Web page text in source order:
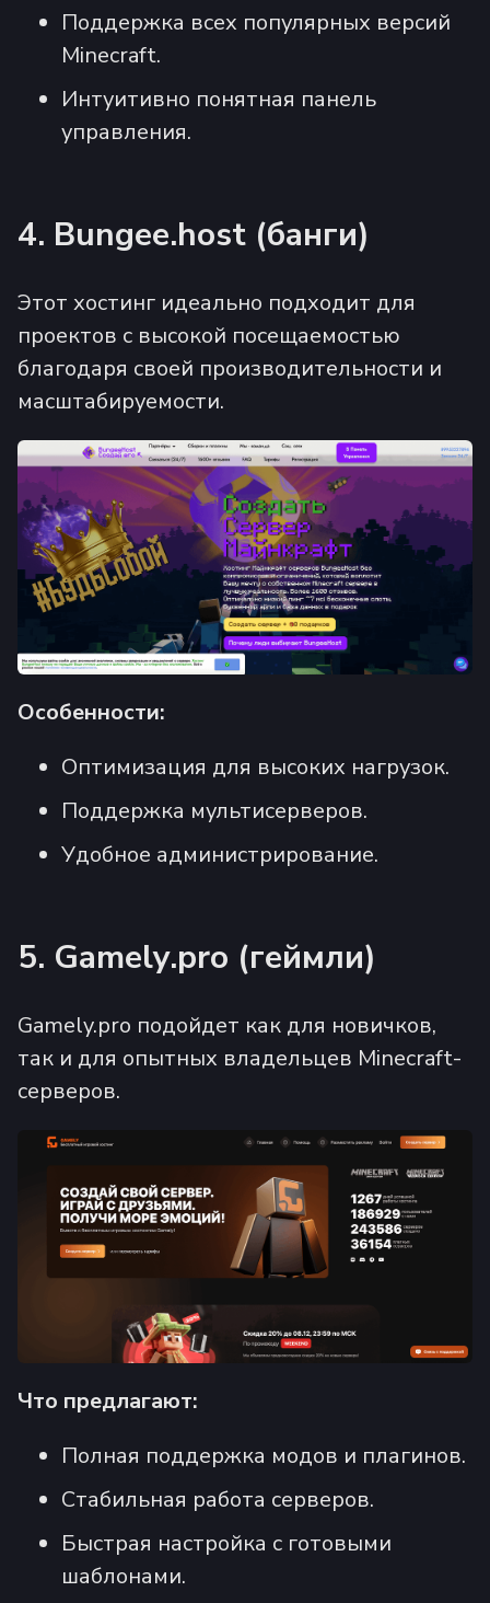
Поддержка всех популярных версий
Minecraft.
Интуитивно понятная панель
управления.
4. Bungee.host (банги)
Этот хостинг идеально подходит для
проектов с высокой посещаемостью
благодаря своей производительности и
масштабируемости.
Особенности:
Оптимизация для высоких нагрузок.
Поддержка мультисерверов.
Удобное администрирование.
5. Gamely.pro (геймли)
Gamely.pro подойдет как для новичков,
так и для опытных владельцев Minecraft-
серверов.
Что предлагают:
Полная поддержка модов и плагинов.
Стабильная работа серверов.
Быстрая настройка с готовыми
шаблонами.